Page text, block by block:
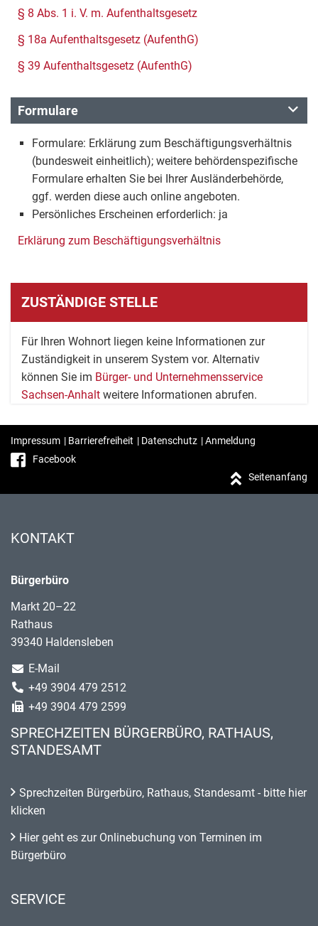
§ 8 Abs. 1 i. V. m. Aufenthaltsgesetz
§ 18a Aufenthaltsgesetz (AufenthG)
§ 39 Aufenthaltsgesetz (AufenthG)
Formulare
Formulare: Erklärung zum Beschäftigungsverhältnis
(bundesweit einheitlich); weitere behördenspezifische
Formulare erhalten Sie bei Ihrer Ausländerbehörde,
ggf. werden diese auch online angeboten.
Persönliches Erscheinen erforderlich: ja
Erklärung zum Beschäftigungsverhältnis
ZUSTÄNDIGE STELLE
Für Ihren Wohnort liegen keine Informationen zur
Zuständigkeit in unserem System vor. Alternativ
können Sie im Bürger- und Unternehmensservice
Sachsen-Anhalt weitere Informationen abrufen.
Impressum | Barrierefreiheit | Datenschutz |Anmeldung
Facebook
Seitenanfang
KONTAKT
Bürgerbüro
Markt 20–22
Rathaus
39340 Haldensleben
E-Mail
+49 3904 479 2512
+49 3904 479 2599
SPRECHZEITEN BÜRGERBÜRO, RATHAUS,
STANDESAMT
Sprechzeiten Bürgerbüro, Rathaus, Standesamt - bitte hier
klicken
Hier geht es zur Onlinebuchung von Terminen im
Bürgerbüro
SERVICE